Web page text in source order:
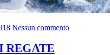
Nessun commento
REGATE